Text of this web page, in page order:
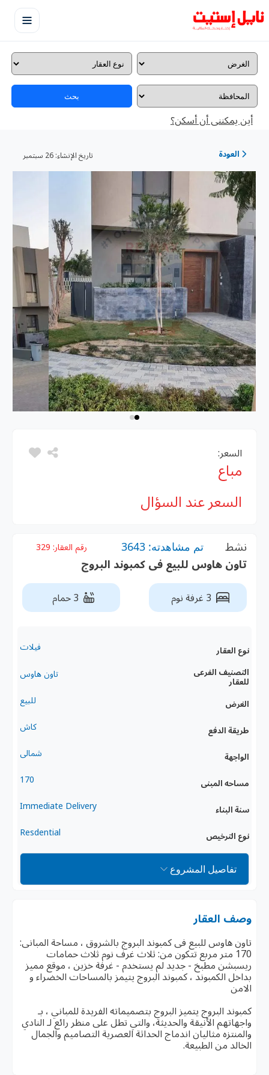
بحث
أين يمكننى أن أسكن؟
العودة تاريخ الإنشاء:
السعر:
مباع
السعر عند السؤال
نشط تم مشاهدته: 3643 رقم العقار: 329
تاون هاوس للبيع فى كمبوند البروج
3 غرفة نوم 3 حمام
نوع العقار فيلات
التصنيف الفرعى
للعقار
تاون هاوس
الغرض للبيع
طريقة الدفع كاش
الواجهة شمالى
مساحه المبنى 170
سنة البناء Immediate Delivery
نوع الترخيص Resdential
تفاصيل المشروع
وصف العقار
تاون هاوس للبيع فى كمبوند البروج بالشروق ، مساحة المبانى:
170 متر مربع تتكون من: ثلاث غرف نوم ثلاث حمامات
ريسبشن مطبخ - جديد لم يستخدم - غرفة خزين ، موقع مميز
بداخل الكمبوند ، كمبوند البروج يتيمز بالمساحات الخضراء و
الامن
كمبوند البروج يتميز البروج بتصميماته الفريدة للمباني ، بـ
واجهاتهم الأنيقة والحديثة، والتي تطل على منظر رائع لـ النادي
والمنتزه مثاليان اندماج الحداثة العصرية التصاميم والجمال
الخالد من الطبيعة.